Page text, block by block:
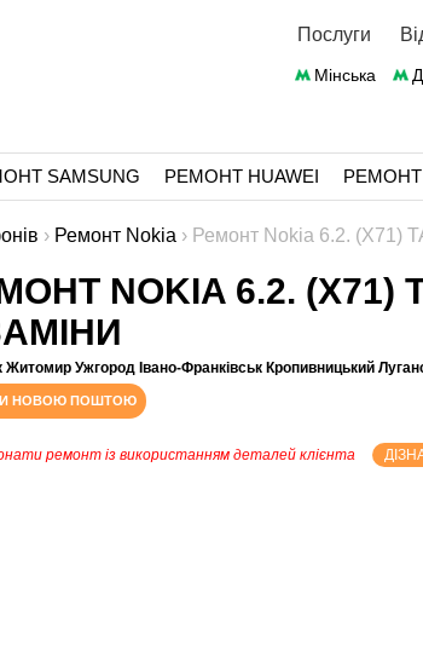
Послуги
Мінська
SAMSUNG РЕМОНТ HUAWEI РЕМОНТ
› Ремонт Nokia › Ремонт Nokia 6.2. (X71)
NOKIA 6.2.
Житомир Ужгород Івано-Франківськ Кропивницький
НОВОЮ ПОШТОЮ
ремонт із використанням деталей клієнта